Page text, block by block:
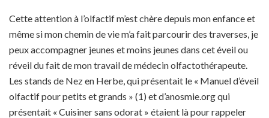
Cette attention à l’olfactif m’est chère depuis mon enfance et
même si mon chemin de vie m’a fait parcourir des traverses, je
peux accompagner jeunes et moins jeunes dans cet éveil ou
réveil du fait de mon travail de médecin olfactothérapeute.
Les stands de Nez en Herbe, qui présentait le « Manuel d’éveil
olfactif pour petits et grands » (1) et d’anosmie.org qui
présentait « Cuisiner sans odorat » étaient là pour rappeler